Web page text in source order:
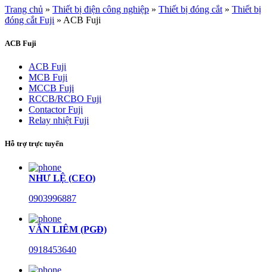
Trang chủ » Thiết bị điện công nghiệp » Thiết bị đóng cắt » Thiết bị
đóng cắt Fuji » ACB Fuji
ACB Fuji
ACB Fuji
MCB Fuji
MCCB Fuji
RCCB/RCBO Fuji
Contactor Fuji
Relay nhiệt Fuji
Hỗ trợ trực tuyến
NHƯ LỆ (CEO)
0903996887
VĂN LIÊM (PGĐ)
0918453640